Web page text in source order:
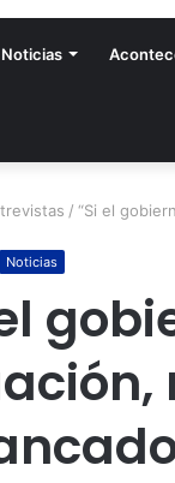
Noticias
/ “Si el
Noticias